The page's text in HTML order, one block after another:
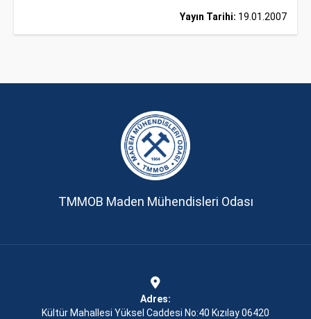
Yayın Tarihi: 19.01.2007
TMMOB Maden Mühendisleri Odası
Adres:
Kültür Mahallesi Yüksel Caddesi No:40 Kızılay 06420